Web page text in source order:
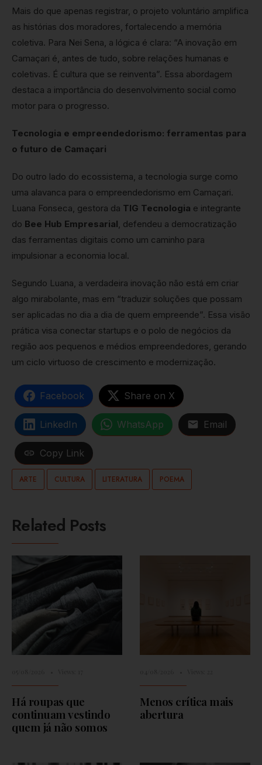
Mais do que apenas registrar, o projeto voluntário amplifica
as histórias dos moradores, fortalecendo a memória
coletiva. Para Nei Sena, a lógica é clara: “A inovação em
Camaçari é, antes de tudo, sobre relações humanas e
coletivas. É cultura que se reinventa”. Essa abordagem
destaca a importância do desenvolvimento social como
motor para o progresso.
Tecnologia e empreendedorismo: ferramentas para
o futuro de Camaçari
Do outro lado do ecossistema, a tecnologia surge como
uma alavanca para o empreendedorismo em Camaçari.
Luana Fonseca, gestora da TIG Tecnologia e integrante
do Bee Hub Empresarial, defendeu a democratização
das ferramentas digitais como um caminho para
impulsionar a economia local.
Segundo Luana, a verdadeira inovação não está em criar
algo mirabolante, mas em “traduzir soluções que possam
ser aplicadas no dia a dia de quem empreende”. Essa visão
prática visa conectar startups e o polo de negócios da
região aos pequenos e médios empreendedores, gerando
um ciclo virtuoso de crescimento e modernização.
Facebook Share on X
LinkedIn WhatsApp Email
Copy Link
ARTE CULTURA LITERATURA POEMA
Related Posts
Há roupas que
continuam vestindo
quem já não somos
Menos crítica mais
abertura